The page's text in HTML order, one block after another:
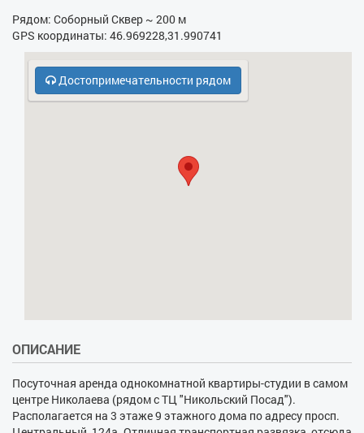
- Гладильная доска
- Фен
- Электрочайник
- Кухонная плита
Рядом: Соборный Сквер ~ 200 м
GPS координаты: 46.969228,31.990741
Достопримечательности рядом
ОПИСАНИЕ
Посуточная аренда однокомнатной квартиры-студии в самом
центре Николаева (рядом с ТЦ "Никольский Посад").
Располагается на 3 этаже 9 этажного дома по адресу просп.